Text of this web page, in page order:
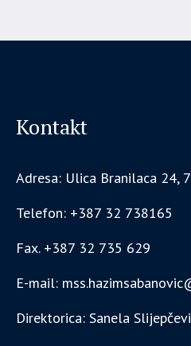
Kontakt
Adresa: Ulica Branilaca 24,
Telefon: +387 32 738165
Fax. +387 32 735 629
E-mail:
Direktorica: Sanela